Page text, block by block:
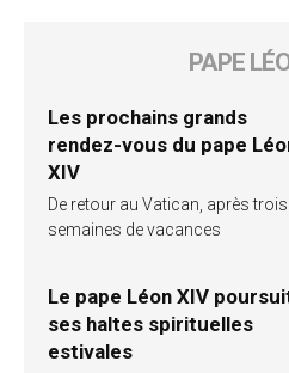
PAPE
Les prochains grands
rendez-vous du pape
XIV
De retour au Vatican, après trois
semaines de vacances
Le pape Léon XIV
ses haltes spirituelles
estivales